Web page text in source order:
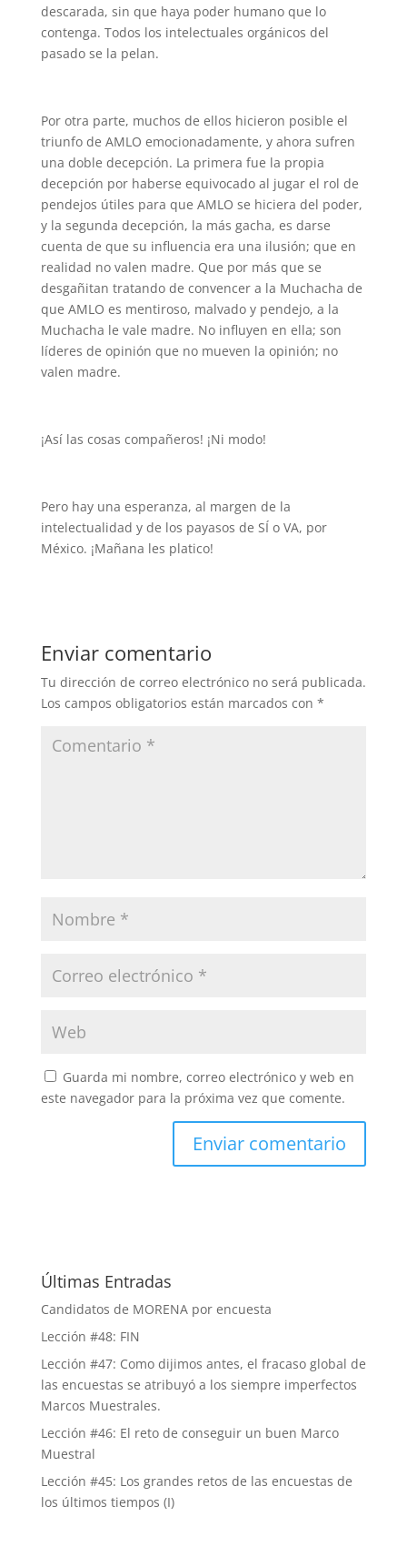
descarada, sin que haya poder humano que lo
contenga. Todos los intelectuales orgánicos del
pasado se la pelan.
Por otra parte, muchos de ellos hicieron posible el
triunfo de AMLO emocionadamente, y ahora sufren
una doble decepción. La primera fue la propia
decepción por haberse equivocado al jugar el rol de
pendejos útiles para que AMLO se hiciera del poder,
y la segunda decepción, la más gacha, es darse
cuenta de que su influencia era una ilusión; que en
realidad no valen madre. Que por más que se
desgañitan tratando de convencer a la Muchacha de
que AMLO es mentiroso, malvado y pendejo, a la
Muchacha le vale madre. No influyen en ella; son
líderes de opinión que no mueven la opinión; no
valen madre.
¡Así las cosas compañeros! ¡Ni modo!
Pero hay una esperanza, al margen de la
intelectualidad y de los payasos de SÍ o VA, por
México. ¡Mañana les platico!
Enviar comentario
Tu dirección de correo electrónico no será publicada.
Los campos obligatorios están marcados con *
Guarda mi nombre, correo electrónico y web en
este navegador para la próxima vez que comente.
Últimas Entradas
Candidatos de MORENA por encuesta
Lección #48: FIN
Lección #47: Como dijimos antes, el fracaso global de
las encuestas se atribuyó a los siempre imperfectos
Marcos Muestrales.
Lección #46: El reto de conseguir un buen Marco
Muestral
Lección #45: Los grandes retos de las encuestas de
los últimos tiempos (I)